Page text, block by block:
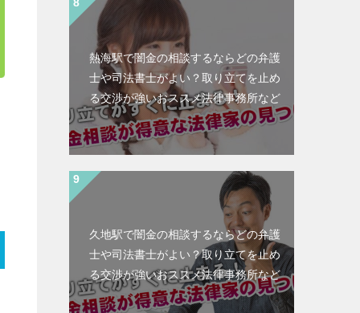
熱海駅で闇金の相談するならどの弁護
士や司法書士がよい？取り立てを止め
る交渉が強いおススメ法律事務所など
久地駅で闇金の相談するならどの弁護
士や司法書士がよい？取り立てを止め
る交渉が強いおススメ法律事務所など